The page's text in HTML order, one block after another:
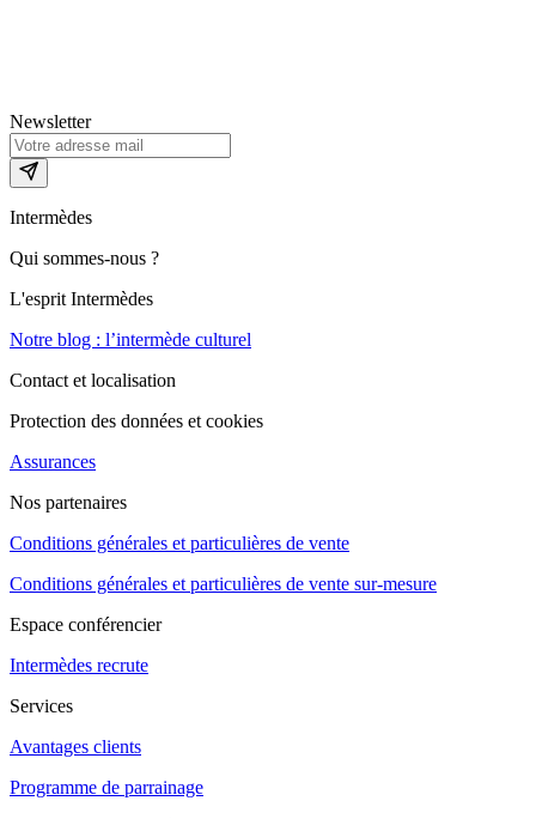
Newsletter
Intermèdes
Qui sommes-nous ?
L'esprit Intermèdes
Notre blog : l’intermède culturel
Contact et localisation
Protection des données et cookies
Assurances
Nos partenaires
Conditions générales et particulières de vente
Conditions générales et particulières de vente sur-mesure
Espace conférencier
Intermèdes recrute
Services
Avantages clients
Programme de parrainage